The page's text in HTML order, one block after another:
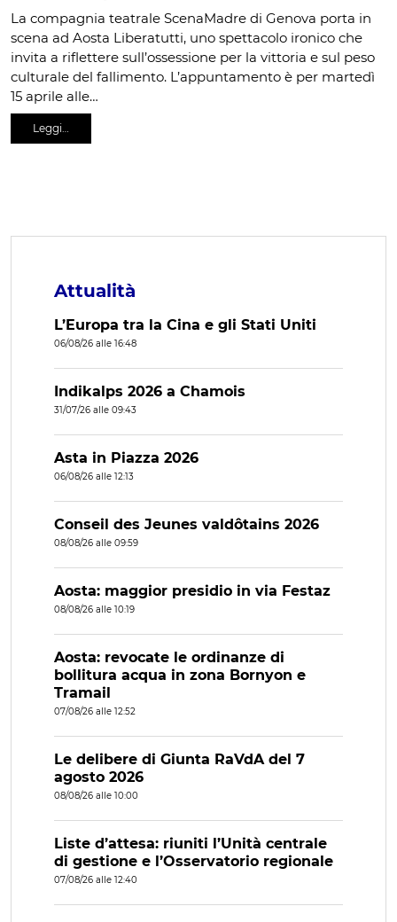
La compagnia teatrale ScenaMadre di Genova porta in
scena ad Aosta Liberatutti, uno spettacolo ironico che
invita a riflettere sull’ossessione per la vittoria e sul peso
culturale del fallimento. L’appuntamento è per martedì
15 aprile alle…
Leggi…
Attualità
L’Europa tra la Cina e gli Stati Uniti
06/08/26 alle 16:48
Indikalps 2026 a Chamois
31/07/26 alle 09:43
Asta in Piazza 2026
06/08/26 alle 12:13
Conseil des Jeunes valdôtains 2026
08/08/26 alle 09:59
Aosta: maggior presidio in via Festaz
08/08/26 alle 10:19
Aosta: revocate le ordinanze di
bollitura acqua in zona Bornyon e
Tramail
07/08/26 alle 12:52
Le delibere di Giunta RaVdA del 7
agosto 2026
08/08/26 alle 10:00
Liste d’attesa: riuniti l’Unità centrale
di gestione e l’Osservatorio regionale
07/08/26 alle 12:40